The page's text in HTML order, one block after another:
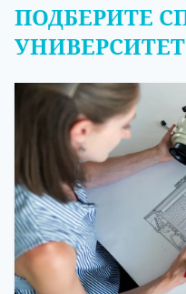
ПОДБЕРИТЕ
УНИВЕРСИТЕТ